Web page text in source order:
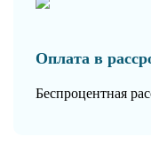
Оплата в
Беспроцентная